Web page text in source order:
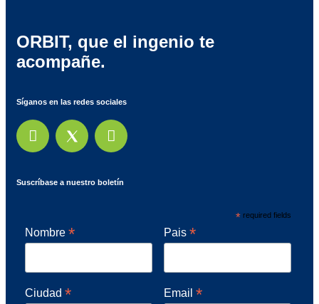
ORBIT, que el ingenio te
acompañe.
Síganos en las redes sociales
Suscríbase a nuestro boletín
* required fields
Nombre* Pais*
Ciudad* Email*